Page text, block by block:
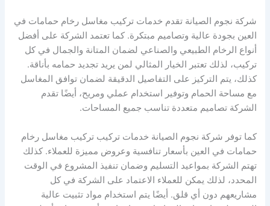
شركة نجوم الصيانة تقدم خدمات تركيب مغاسل رخام حمامات في
العين بجودة عالية وتصاميم مبتكرة. كما تعتمد الشركة على أفضل
أنواع الرخام الطبيعي والصناعي لضمان المتانة والجمال في كل
تركيب، لذلك تعتبر الخيار المثالي لمن يريد تجديد حمامه بأناقة.
كذلك، يتم التركيز على التفاصيل الدقيقة لضمان توافق المغاسل
مع مساحة الحمام وتوفير استخدام عملي ومريح، أيضًا تقدم
الشركة تصاميم متعددة تناسب جميع المساحات.
كما توفر شركة نجوم الصيانة خدمات تركيب تركيب مغاسل رخام
حمامات في العين بأسعار تنافسية وعروض مميزة للعملاء. كذلك
تهتم الشركة بمواعيد التسليم وضمان تنفيذ المشروع في الوقت
المحدد، لذلك يمكن للعملاء الاعتماد على الشركة في كل
مشاريعهم دون أي قلق. أيضًا يتم استخدام مواد تثبيت عالية